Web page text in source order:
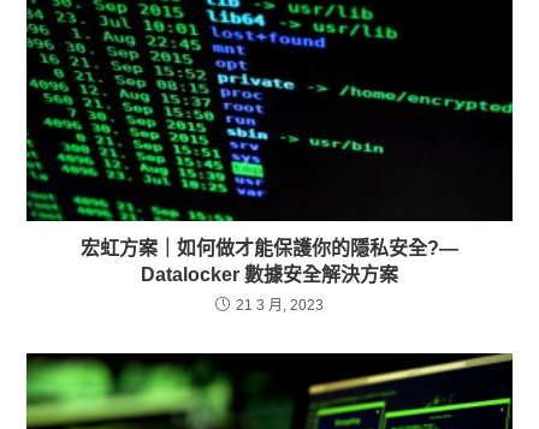
宏虹方案｜如何做才能保護你的隱私安全?—
Datalocker 數據安全解決方案
21 3 月, 2023